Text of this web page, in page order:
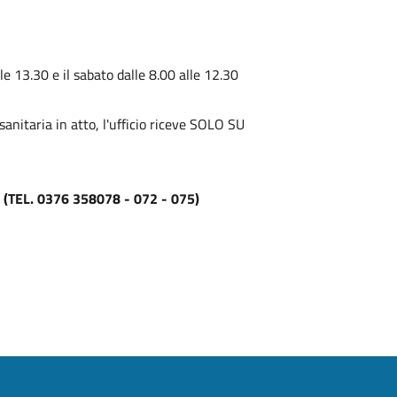
13.30 e il sabato dalle 8.00 alle 12.30
in atto, l'ufficio riceve SOLO SU
(TEL. 0376 358078 - 072 - 075)